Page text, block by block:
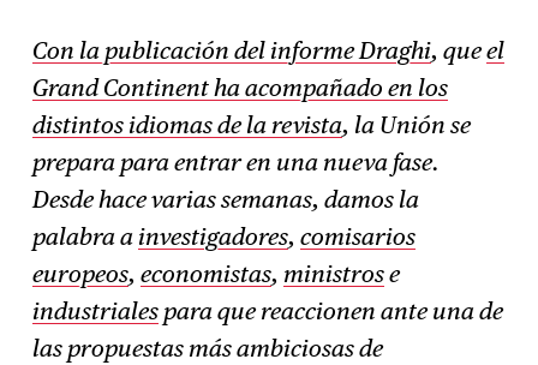
→ Suscríbase
Con la publicación del informe Draghi, queel
Grand Continent ha acompañado en los
distintos idiomas de la revista, la Unión se
prepara para entrar en una nueva fase.
Desde hace varias semanas, damos la
palabra a investigadores,comisarios
europeos,economistas, ministrose
industriales para que reaccionen ante una de
las propuestas más ambiciosas de